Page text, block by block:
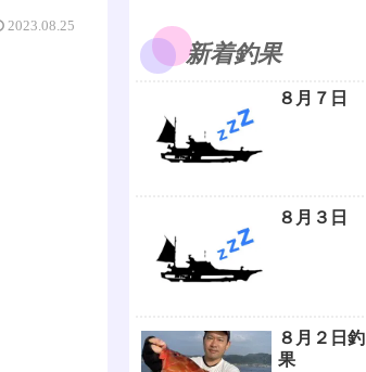
2023.08.25
新着釣果
８月７日
８月３日
８月２日釣
果